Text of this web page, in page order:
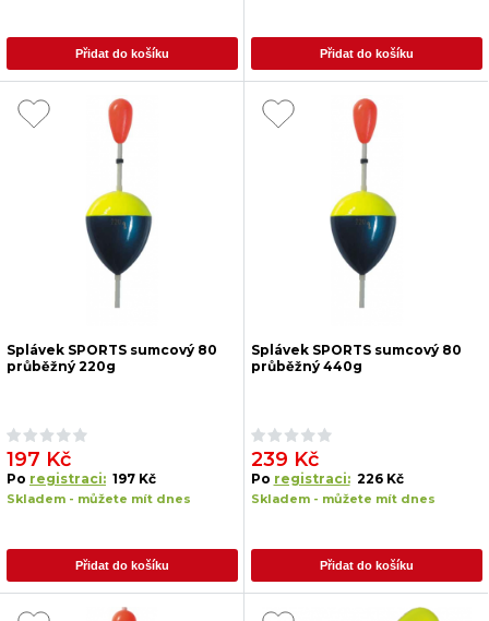
Přidat do košíku Přidat do košíku
Splávek SPORTS sumcový 80
průběžný 220g
197 Kč
Po registraci: 197 Kč
Skladem - můžete mít dnes
Přidat do košíku
Splávek SPORTS sumcový 80
průběžný 440g
239 Kč
Po registraci: 226 Kč
Skladem - můžete mít dnes
Přidat do košíku